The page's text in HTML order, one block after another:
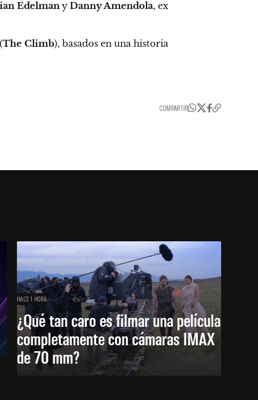
EdelmanyDanny Amendola, ex
(The Climb), basados en una historia
COMPARTIR
HACE 1 HORA
¿Qué tan caro es filmar una película
completamente con cámaras IMAX
de 70 mm?